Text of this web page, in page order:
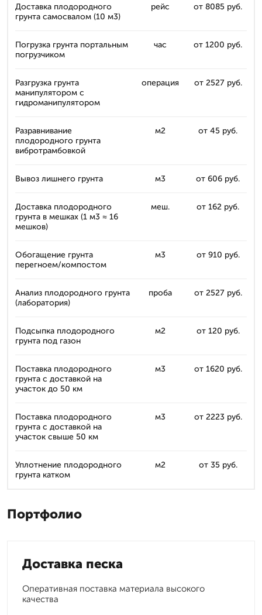
Доставка плодородного
грунта самосвалом (10 м3)
рейс от 8085 руб.
Погрузка грунта портальным
погрузчиком
час от 1200 руб.
Разгрузка грунта
манипулятором с
гидроманипулятором
операция от 2527 руб.
Разравнивание
плодородного грунта
вибротрамбовкой
м2 от 45 руб.
Вывоз лишнего грунта м3 от 606 руб.
Доставка плодородного
грунта в мешках (1 м3 ≈ 16
мешков)
меш. от 162 руб.
Обогащение грунта
перегноем/компостом
м3 от 910 руб.
Анализ плодородного грунта
(лаборатория)
проба от 2527 руб.
Подсыпка плодородного
грунта под газон
м2 от 120 руб.
Поставка плодородного
грунта с доставкой на
участок до 50 км
м3 от 1620 руб.
Поставка плодородного
грунта с доставкой на
участок свыше 50 км
м3 от 2223 руб.
Уплотнение плодородного
грунта катком
м2 от 35 руб.
Портфолио
Доставка песка
Оперативная поставка материала высокого
качества